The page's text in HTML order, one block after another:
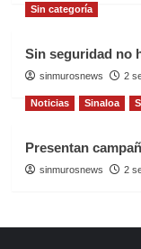
Sin categoría
Sin seguridad no
sinmurosnews 2
Noticias Sinaloa
Presentan
sinmurosnews 2